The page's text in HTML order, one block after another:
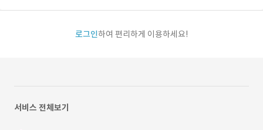
로그인하여 편리하게 이용하세요!
서비스 전체보기